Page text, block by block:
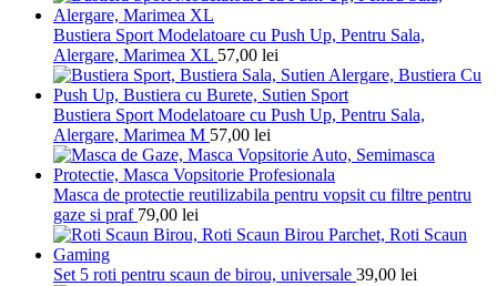
Bustiera Sport Modelatoare cu Push Up, Pentru Sala,
Alergare, Marimea XL 57,00 lei
Bustiera Sport Modelatoare cu Push Up, Pentru Sala,
Alergare, Marimea M 57,00 lei
Masca de protectie reutilizabila pentru vopsit cu filtre pentru
gaze si praf 79,00 lei
Set 5 roti pentru scaun de birou, universale 39,00 lei